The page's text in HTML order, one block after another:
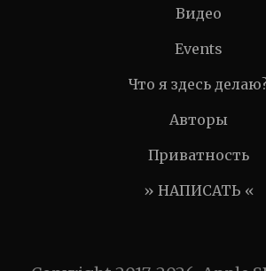
Видео
Events
Что я здесь
Авторы
Приватность
» НАПИСАТЬ «